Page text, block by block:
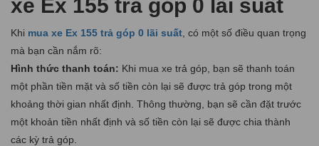
xe Ex 155 trả góp 0 lãi suất
Khi mua xe Ex 155 trả góp 0 lãi suất , có một số điều quan trọng
mà bạn cần nắm rõ:
Hình thức thanh toán: Khi mua xe trả góp, bạn sẽ thanh toán
một phần tiền mặt và số tiền còn lại sẽ được trả góp trong một
khoảng thời gian nhất định. Thông thường, bạn sẽ cần đặt trước
một khoản tiền nhất định và số tiền còn lại sẽ được chia thành
các kỳ trả góp.